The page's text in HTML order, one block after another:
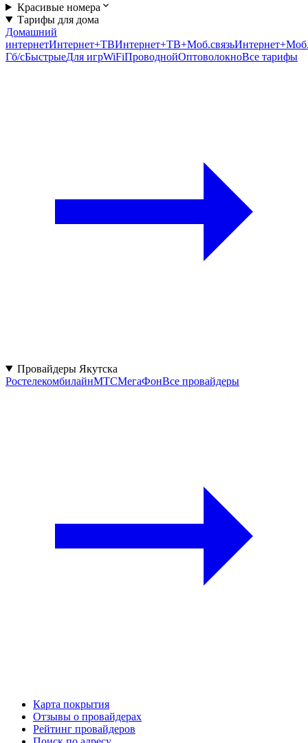
Красивые номера
Тарифы для дома
Домашний
интернетИнтернет+ТВИнтернет+ТВ+Моб.связь
Гб/cБыстрыеДля игрWiFiПроводнойОптоволокноВсе тарифы
Провайдеры Якутска
РостелекомбилайнМТСМегаФонВсе провайдеры
Карта покрытия
Отзывы о провайдерах
Рейтинг провайдеров